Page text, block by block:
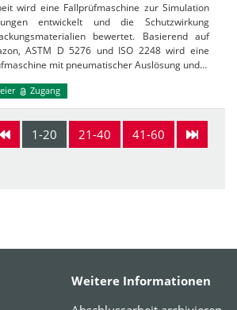
wird eine Fallprüfmaschine zur Simulation
entwickelt und die Schutzwirkung
bewertet. Basierend auf
ASTM D 5276 und ISO 2248 wird eine
mit pneumatischer Auslösung und…
Zugang
1-20 21-40
41-60
Weitere Informationen